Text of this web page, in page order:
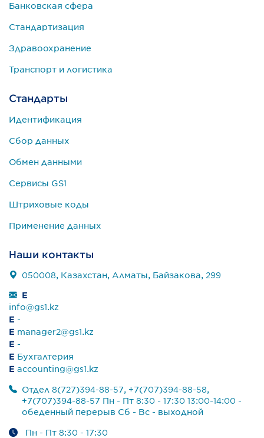
Банковская сфера
Стандартизация
Здравоохранение
Транспорт и логистика
Стандарты
Идентификация
Сбор данных
Обмен данными
Сервисы GS1
Штриховые коды
Применение данных
Наши контакты
050008, Казахстан, Алматы, Байзакова, 299
E
info@gs1.kz
E -
E manager2@gs1.kz
E -
E Бухгалтерия
E accounting@gs1.kz
Отдел 8(727)394-88-57, +7(707)394-88-58,
+7(707)394-88-57 Пн - Пт 8:30 - 17:30 13:00-14:00 -
обеденный перерыв Сб - Вс - выходной
Пн - Пт 8:30 - 17:30